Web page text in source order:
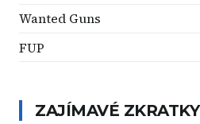
Wanted Guns
FUP
ZAJÍMAVÉ ZKRATKY